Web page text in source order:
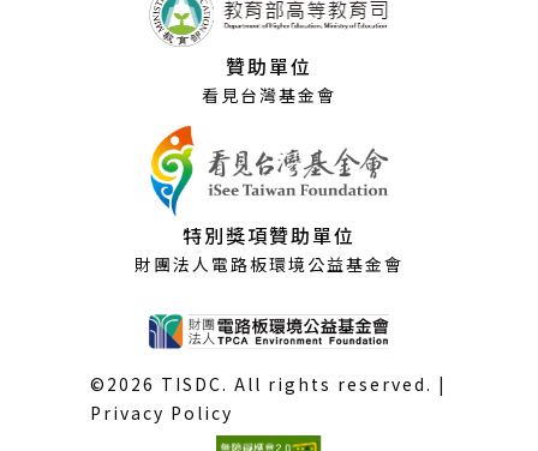
贊助單位
看見台灣基金會
特別獎項贊助單位
財團法人電路板環境公益基金會
©2026 TISDC. All rights reserved. |
Privacy Policy